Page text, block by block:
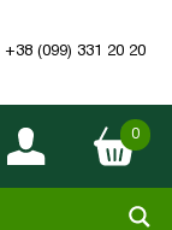
+38 (099) 331 20 20
0